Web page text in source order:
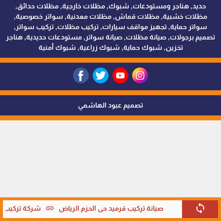
sync صيانة تركيب قرميد حي الحزم الرياض link شركة تركيب
حديد, هناجر ومستودعات, شبوك, مظلات خارجية, مظلات حدائق,
مظلات خشبية, مظلات قماش, مظلات معدنية, سواتر خصوصية,
سواتر حماية, تجهيز مواقف سيارات, تركيب مظلات, تركيب سواتر,
تصميم برجولات, صيانة مظلات, صيانة سواتر, مستودعات حديدية, هناجر
تخزين, شبوك حماية, شبوك زراعية, شبوك أمنية
تصميم عبود الهاشمي